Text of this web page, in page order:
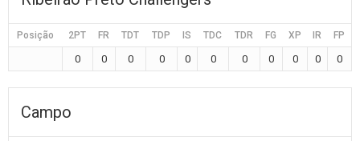
Posição 2PT FR TDT TDP IS TDC TDR FG XP IR FP
0 0 0 0 0 0 0 0 0 0 0
Campo